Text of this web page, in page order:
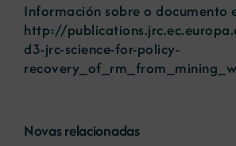
Información sobre o documento
http://
d3-jrc-science-for-policy-
Novas relacionadas